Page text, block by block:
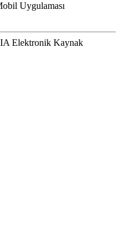
Uygulaması
Elektronik Kaynak